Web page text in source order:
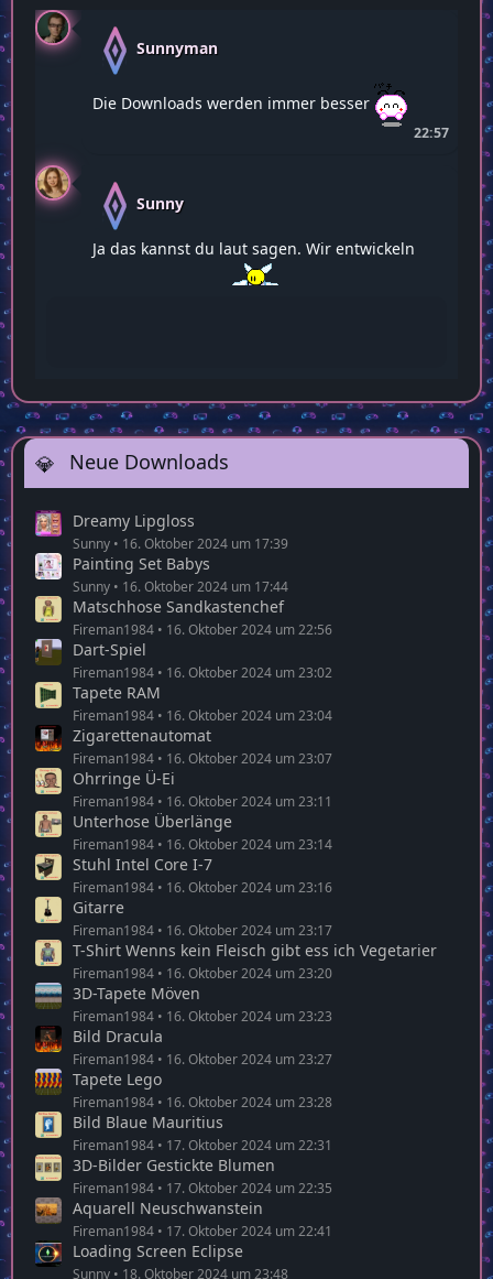
Filebase Quassel Center
Die Downloads werden immer besser
Neue Downloads
Dreamy Lipgloss
Sunny 16. Oktober 2024 um 17:39
Painting Set Babys
Sunny 16. Oktober 2024 um 17:44
Matschhose Sandkastenchef
Fireman1984 16. Oktober 2024 um 22:56
Dart-Spiel
Fireman1984 16. Oktober 2024 um 23:02
Tapete RAM
Fireman1984 16. Oktober 2024 um 23:04
Zigarettenautomat
Fireman1984
Ohrringe Ü-Ei
Fireman1984 16. Oktober 2024 um 23:11
Unterhose Überlänge
Fireman1984 16. Oktober 2024 um 23:14
Stuhl Intel Core I-7
Fireman1984
Gitarre
Fireman1984
T-Shirt Wenns kein Fleisch gibt ess ich Vegetarier
Fireman1984 16. Oktober 2024 um 23:20
3D-Tapete Möven
Fireman1984 16. Oktober 2024 um 23:23
Bild Dracula
Fireman1984 16. Oktober 2024 um 23:27
Tapete Lego
Fireman1984 16. Oktober 2024 um 23:28
Bild Blaue Mauritius